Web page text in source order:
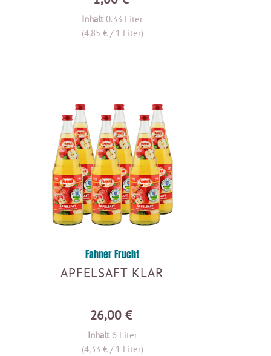
Inhalt0.33 Liter
(4,85 € / 1 Liter)
Fahner Frucht
APFELSAFT KLAR
26,00 €
Inhalt 6 Liter
(4,33 € / 1 Liter)